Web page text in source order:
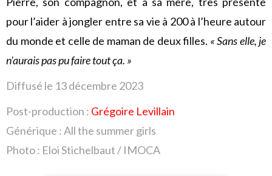
pour l’aider à jongler entre sa vie à 200 à l’heure autour
du monde et celle de maman de deux filles. « Sans elle, je
n’aurais pas pu faire tout ça. »
Diffusé le 13 décembre 2023
Post-production : Grégoire Levillain
Générique : All the summer girls
Photo : Eloi Stichelbaut / IMOCA